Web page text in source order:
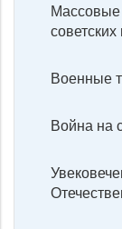
Массовые
Военные
Война на